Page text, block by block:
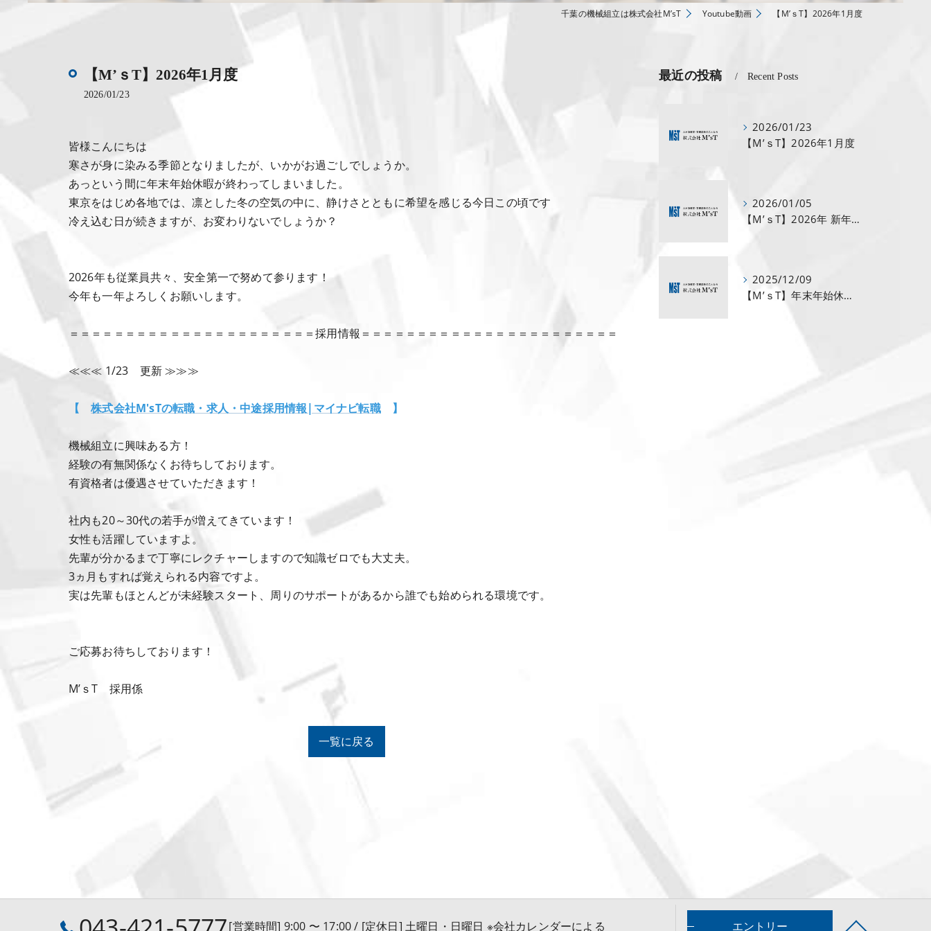
千葉の機械組立は株式会社M’sT Youtube動画 【M’ｓT】2026年1月度
【M’ｓT】2026年1月度
2026/01/23
皆様こんにちは
寒さが身に染みる季節となりましたが、いかがお過ごしでしょうか。
あっという間に年末年始休暇が終わってしまいました。
東京をはじめ各地では、凛とした冬の空気の中に、静けさとともに希望を感じる今日この頃です
冷え込む日が続きますが、お変わりないでしょうか？
2026年も従業員共々、安全第一で努めて参ります！
今年も一年よろしくお願いします。
＝＝＝＝＝＝＝＝＝＝＝＝＝＝＝＝＝＝＝＝＝＝採用情報＝＝＝＝＝＝＝＝＝＝＝＝＝＝＝＝＝＝＝＝＝＝＝
≪≪≪ 1/23 更新 ≫≫≫
【株式会社M'sTの転職・求人・中途採用情報|マイナビ転職】
機械組立に興味ある方！
経験の有無関係なくお待ちしております。
有資格者は優遇させていただきます！
社内も20～30代の若手が増えてきています！
女性も活躍していますよ。
先輩が分かるまで丁寧にレクチャーしますので知識ゼロでも大丈夫。
3ヵ月もすれば覚えられる内容ですよ。
実は先輩もほとんどが未経験スタート、周りのサポートがあるから誰でも始められる環境です。
ご応募お待ちしております！
M’ｓT 採用係
一覧に戻る
最近の投稿 Recent Posts
2026/01/23
【M’ｓT】2026年1月度
2026/01/05
【M’ｓT】2026年 新年のご挨拶🎍
2025/12/09
【M’ｓT】年末年始休業のお知らせ
[営業時間] 9:00 〜 17:00 / [定休日] 土曜日・日曜日 ※会社カレンダーによる エントリー